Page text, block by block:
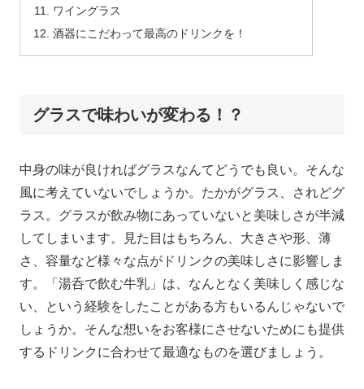
ワイングラス
酒器にこだわって最高のドリンクを！
グラスで味わいが変わる！？
中身の味が良ければグラスなんてどうでも良い。そんな
風に考えていないでしょうか。たかがグラス、されどグ
ラス。グラスが飲み物にあっていないと美味しさが半減
してしまいます。見た目はもちろん、大きさや形、薄
さ、容量など様々な点がドリンクの美味しさに影響しま
す。「湯呑で飲む牛乳」は、なんとなく美味しく感じな
い、という経験をしたことがある方もいるんじゃないで
しょうか。そんな想いをお客様にさせないためにも提供
するドリンクに合わせて最適なものを選びましょう。